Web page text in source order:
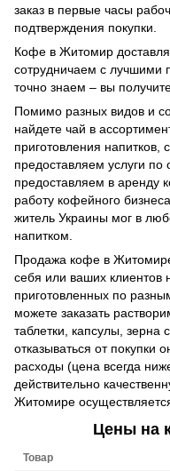
заказ в первые часы
подтверждения покупки.
Кофе в Житомир
сотрудничаем с лучшими
точно знаем – вы получите
Помимо разных видов и
найдете чай в
приготовления
предоставляем услуги
предоставляем в
работу кофейного
житель Украины мог в
напитком.
Продажа кофе в
себя или ваших клиентов
приготовленных по
можете заказать
таблетки, капсулы, зерна
отказываться от покупки
расходы (цена всегда
действительно
Житомире
Цены на
Товар